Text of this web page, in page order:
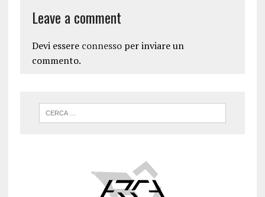
Leave a comment
Devi essere connessoper inviare un
commento.